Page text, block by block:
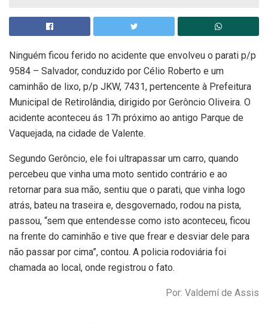
Ninguém ficou ferido no acidente que envolveu o parati p/p
9584 – Salvador, conduzido por Célio Roberto e um
caminhão de lixo, p/p JKW, 7431, pertencente à Prefeitura
Municipal de Retirolândia, dirigido por Gerôncio Oliveira. O
acidente aconteceu ás 17h próximo ao antigo Parque de
Vaquejada, na cidade de Valente.
Segundo Gerôncio, ele foi ultrapassar um carro, quando
percebeu que vinha uma moto sentido contrário e ao
retornar para sua mão, sentiu que o parati, que vinha logo
atrás, bateu na traseira e, desgovernado, rodou na pista,
passou, “sem que entendesse como isto aconteceu, ficou
na frente do caminhão e tive que frear e desviar dele para
não passar por cima”, contou. A policia rodoviária foi
chamada ao local, onde registrou o fato.
Por: Valdemí de Assis